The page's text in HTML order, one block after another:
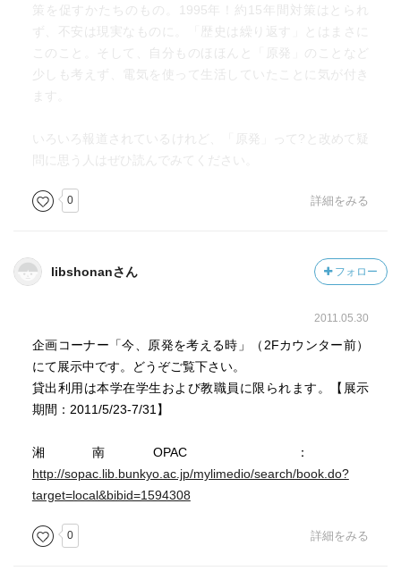
策を促すかたちのもの。1995年！約15年間対策はとられ
ず、不安は現実なものに。「歴史は繰り返す」とはまさに
このこと。そして、自分ものほほんと「原発」のことなど
少しも考えず、電気を使って生活していたことに気が付き
ます。
いろいろ報道されているけれど、「原発」って?と改めて疑
問に思う人はぜひ読んでみてください。
0 詳細をみる
libshonanさん フォロー
2011.05.30
企画コーナー「今、原発を考える時」（2Fカウンター前）
にて展示中です。どうぞご覧下さい。
貸出利用は本学在学生および教職員に限られます。【展示
期間：2011/5/23-7/31】
湘南OPAC ：
http://sopac.lib.bunkyo.ac.jp/mylimedio/search/book.do?
target=local&bibid=1594308
0 詳細をみる